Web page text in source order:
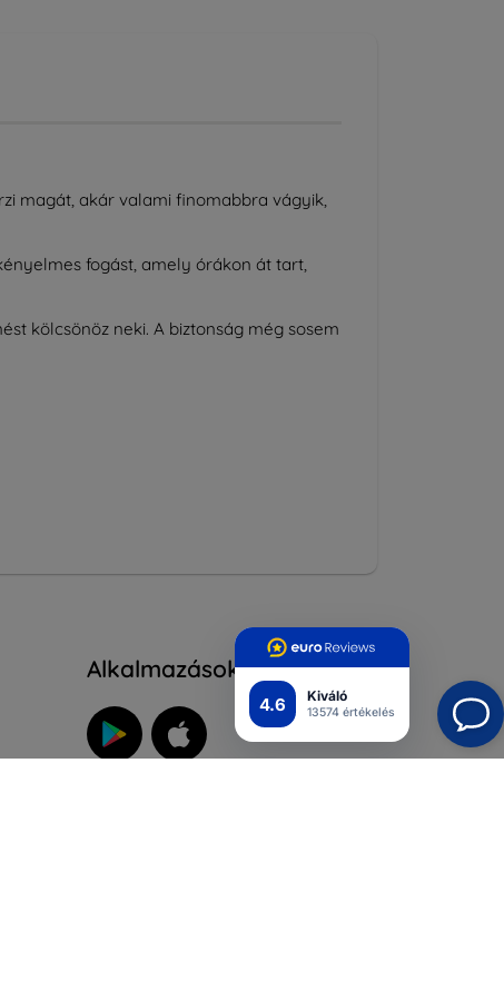
4.6 Kiváló
13574 értékelés
magát, akár valami finomabbra vágyik,
fogást, amely órákon át tart,
kölcsönöz neki. A biztonság még sosem
Alkalmazások